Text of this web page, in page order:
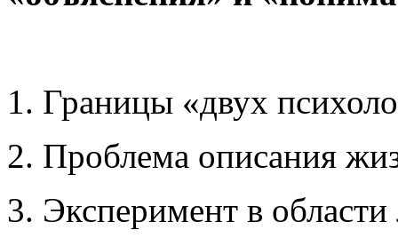
1. Границы «двух
2. Проблема описания
3. Эксперимент в